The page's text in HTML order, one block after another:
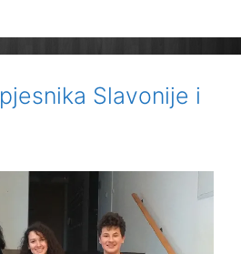
Slavonije i